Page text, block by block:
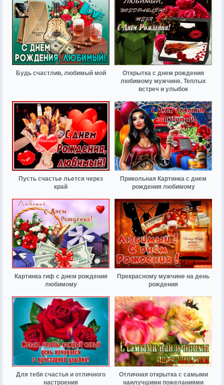
Будь счастлив, любимый мой
Открытка с днем рождения
любимому мужчине. Теплых
встреч и улыбок
Пусть счастье льется через
край
Прикольная Картинка с днем
рождения любимому
Картинка гиф с днем рождения
любимому
Прекрасному мужчине на день
рождения
Для тебя счастья и отличного
настроения
Отличная открытка с самыми
наилучшими пожеланиями